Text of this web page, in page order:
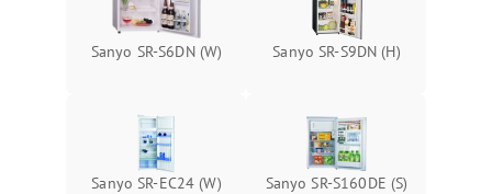
Sanyo SR-S6DN (W) Sanyo SR-S9DN (H)
Sanyo SR-EC24 (W) Sanyo SR-S160DE (S)